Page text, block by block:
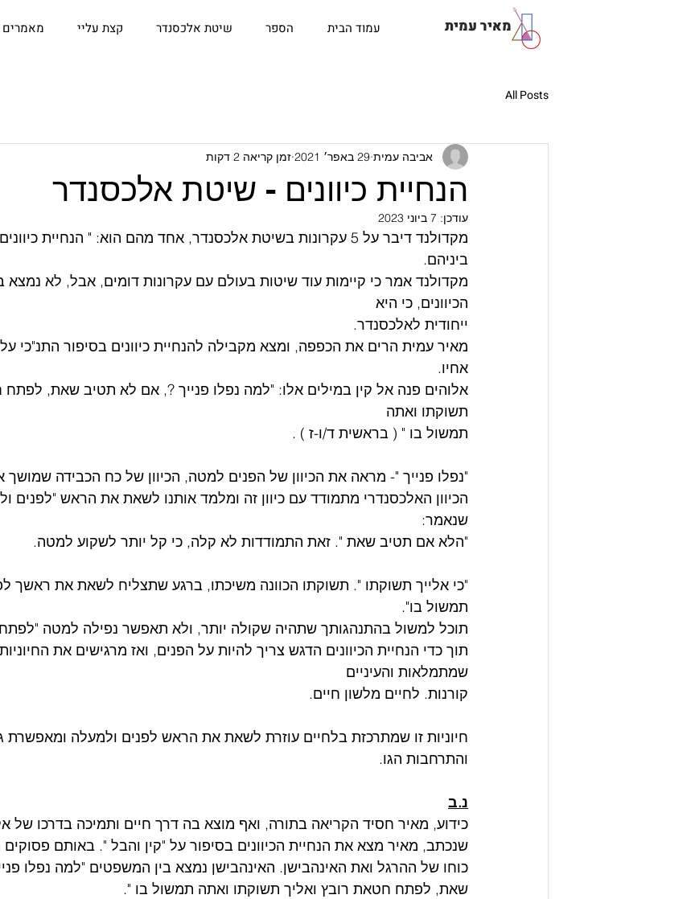
עמוד הבית הספר שיטת אלכסנדר קצת עליי מאמרים מאיר עמית
All Posts
הנחיית כיוונים - שיטת אלכסנדר
אביבה עמית 29 באפר׳ 2021 זמן קריאה 2 דקות
עודכן: 7 ביוני 2023
מקדולנד דיבר על 5 עקרונות בשיטת אלכסנדר, אחד מהם הוא: " הנחיית
ביניהם.
מקדולנד אמר כי קיימות עוד שיטות בעולם עם עקרונות דומים, אבל, לא נמצא
הכיוונים, כי היא
ייחודית לאלכסנדר.
מאיר עמית הרים את הכפפה, ומצא מקבילה להנחיית כיוונים בסיפור התנ"כי
אחיו.
אלוהים פנה אל קין במילים אלו: "למה נפלו פנייך ?, אם לא תטיב שאת, לפתח
תשוקתו ואתה
תמשול בו " ( בראשית ד/ו-ז ) .
"נפלו פנייך "- מראה את הכיוון של הפנים למטה, הכיוון של כח הכבידה שמושך
הכיוון האלכסנדרי מתמודד עם כיוון זה ומלמד אותנו לשאת את הראש "לפנים
שנאמר:
"הלא אם תטיב שאת ". זאת התמודדות לא קלה, כי קל יותר לשקוע למטה.
"כי אלייך תשוקתו ". תשוקתו הכוונה משיכתו, ברגע שתצליח לשאת את ראשך
תמשול בו".
תוכל למשול בהתנהגותך שתהיה שקולה יותר, ולא תאפשר נפילה למטה
תוך כדי הנחיית הכיוונים הדגש צריך להיות על הפנים, ואז מרגישים את
שמתמלאות והעיניים
קורנות. לחיים מלשון חיים.
חיוניות זו שמתרכזת בלחיים עוזרת לשאת את הראש לפנים ולמעלה
והתרחבות הגו.
נ.ב
כידוע, מאיר חסיד הקריאה בתורה, ואף מוצא בה דרך חיים ותמיכה בדרכו של
שנכתב, מאיר מצא את הנחיית הכיוונים בסיפור על "קין והבל ". באותם
כוחו של ההרגל ואת האינהבישן. האינהבישן נמצא בין המשפטים "למה נפלו
שאת, לפתח חטאת רובץ ואליך תשוקתו ואתה תמשול בו ".